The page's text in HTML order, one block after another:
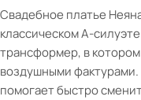
Свадебное платье
классическом А-
трансформер, в
воздушными
помогает быстро